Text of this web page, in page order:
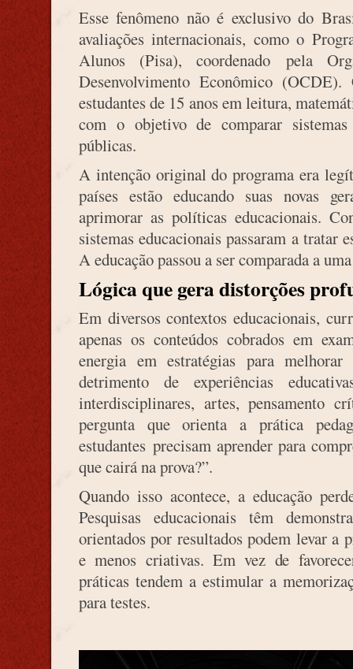
Esse fenômeno não é exclusivo do
avaliações internacionais, como o
Alunos (Pisa), coordenado pela
Desenvolvimento Econômico
estudantes de 15 anos em leitura,
com o objetivo de comparar
públicas.
A intenção original do programa era
países estão educando suas novas
aprimorar as políticas educacionais.
sistemas educacionais passaram a tratar
A educação passou a ser comparada a
Lógica que gera distorções
Em diversos contextos educacionais,
apenas os conteúdos cobrados em
energia em estratégias para
detrimento de experiências
interdisciplinares, artes, pensamento
pergunta que orienta a prática
estudantes precisam aprender para
que cairá na prova?”.
Quando isso acontece, a educação
Pesquisas educacionais têm
orientados por resultados podem levar a
e menos criativas. Em vez de
práticas tendem a estimular a
para testes.